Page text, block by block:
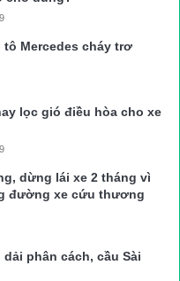
Mercedes cháy trơ
lọc gió điều hòa cho xe
dừng lái xe 2 tháng vì
đường xe cứu thương
phân cách, cầu Sài